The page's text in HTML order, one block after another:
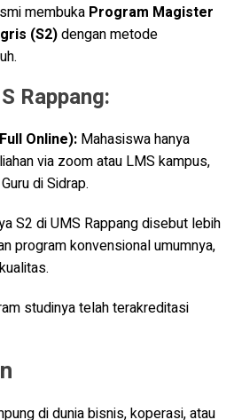
membuka Program Magister
(S2)dengan metode
Rappang:
Online): Mahasiswa hanya
via zoom atau LMS kampus,
di Sidrap.
S2 di UMS Rappang disebut lebih
program konvensional umumnya,
studinya telah terakreditasi
di dunia bisnis, koperasi, atau